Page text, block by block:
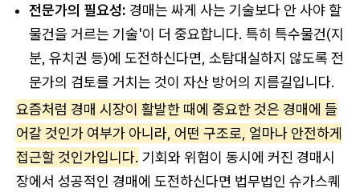
전문가의 필요성: 경매는 싸게 사는 기술보다 안 사야 할
물건을 거르는 기술'이 더 중요합니다. 특히 특수물건(지
분, 유치권 등)에 도전하신다면, 소탐대실하지 않도록 전
문가의 검토를 거치는 것이 자산 방어의 지름길입니다.
요즘처럼 경매 시장이 활발한 때에 중요한 것은 경매에 들
어갈 것인가 여부가 아니라, 어떤 구조로, 얼마나 안전하게
접근할 것인가입니다. 기회와 위험이 동시에 커진 경매시
장에서 성공적인 경매에 도전하신다면 법무법인 슈가스퀘